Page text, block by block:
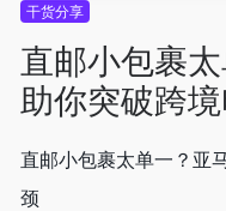
干货分享
直邮小包裹
助你突破跨
直邮小包裹太单一？亚
颈